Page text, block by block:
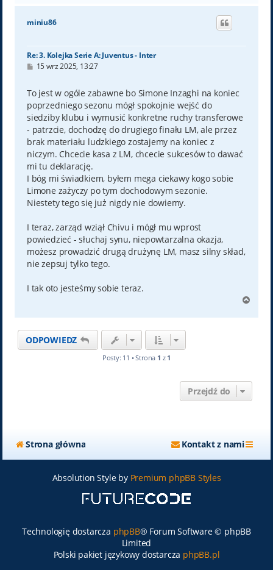
g
miniu86
Re: 3. Kolejka Serie A: Juventus - Inter
P
t
15 wrz 2025, 13:27
To jest w ogóle zabawne bo Simone Inzaghi na koniec
poprzedniego sezonu mógł spokojnie wejść do
siedziby klubu i wymusić konkretne ruchy transferowe
- patrzcie, dochodzę do drugiego finału LM, ale przez
brak materiału ludzkiego zostajemy na koniec z
niczym. Chcecie kasa z LM, chcecie sukcesów to dawać
mi tu deklarację.
I bóg mi świadkiem, byłem mega ciekawy kogo sobie
Limone zażyczy po tym dochodowym sezonie.
Niestety tego się już nigdy nie dowiemy.
I teraz, zarząd wziął Chivu i mógł mu wprost
powiedzieć - słuchaj synu, niepowtarzalna okazja,
możesz prowadzić drugą drużynę LM, masz silny skład,
nie zepsuj tylko tego.
I tak oto jesteśmy sobie teraz.
g
ODPOWIEDZ
Posty: 11 • Strona 1 z 1
Przejdź do
Strona główna Kontakt z nami
Absolution Style by Premium phpBB Styles
Technologię dostarcza phpBB® Forum Software © phpBB
Limited
Polski pakiet językowy dostarcza phpBB.pl